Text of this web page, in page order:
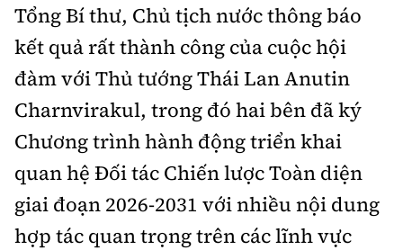
Tổng Bí thư, Chủ tịch nước thông báo
kết quả rất thành công của cuộc hội
đàm với Thủ tướng Thái Lan Anutin
Charnvirakul, trong đó hai bên đã ký
Chương trình hành động triển khai
quan hệ Đối tác Chiến lược Toàn diện
giai đoạn 2026-2031 với nhiều nội dung
hợp tác quan trọng trên các lĩnh vực